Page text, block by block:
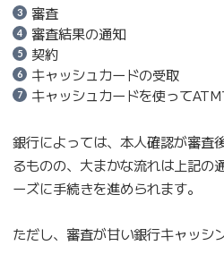
審査
審査結果の通知
契約
キャッシュカードの受取
キャッシュカードを使ってATM
銀行によっては、本人確認が審査
るものの、大まかな流れは上記の
ーズに手続きを進められます。
ただし、審査が甘い銀行キャッシ